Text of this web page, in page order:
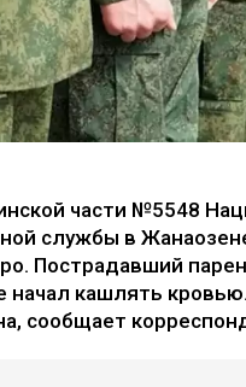
части №5548
службы в
Пострадавший
начал кашлять
сообщает